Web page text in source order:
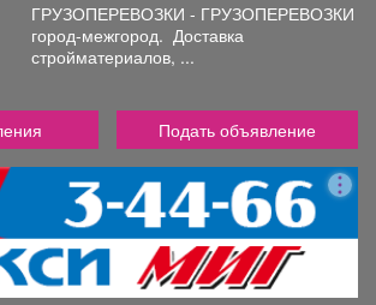
ГРУЗОПЕРЕВОЗКИ - ГРУЗОПЕРЕВОЗКИ
город-межгород. Доставка
стройматериалов, ...
Подать объявление